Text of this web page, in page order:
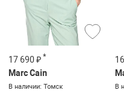
17 690 ₽ *
Marc Cain
В наличии: Томск В